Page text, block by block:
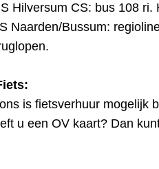
Hilversum CS: bus 108
Naarden/Bussum:
is fietsverhuur mogelijk
u een OV kaart? Dan